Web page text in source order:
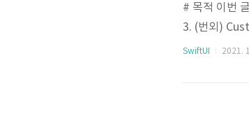
# 목적 이번
3. (번외)
tUI에는
SwiftUI 2021.